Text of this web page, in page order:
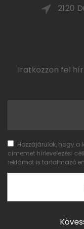
2120
Iratkozzon fel
Hozzájárulok, hogy
címemet hírlevelezési
reklámot is tartalmazó